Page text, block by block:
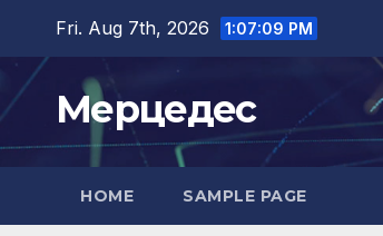
content
Fri. Aug 7th, 2026 1:07:11 PM
Мерцедес
HOME SAMPLE PAGE